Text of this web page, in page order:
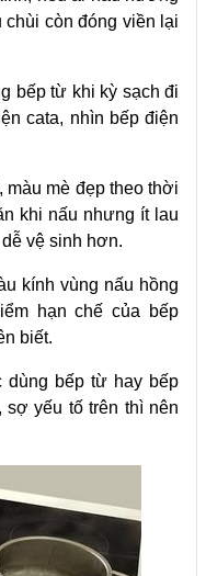
còn đóng viền lại
bếp từ khi kỳ sạch đi
cata, nhìn bếp điện
màu mè đẹp theo thời
khi nấu nhưng ít lau
vệ sinh hơn.
kính vùng nấu hồng
hạn chế của bếp
biết.
dùng bếp từ hay bếp
sợ yếu tố trên thì nên